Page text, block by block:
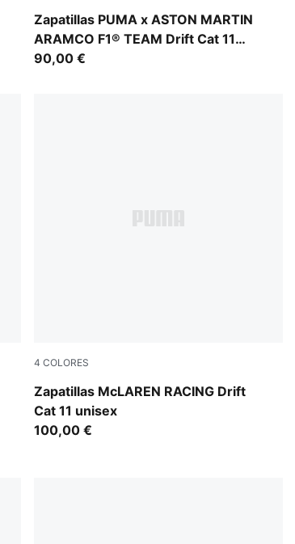
Zapatillas PUMA x ASTON MARTIN
ARAMCO F1® TEAM Drift Cat 11
unisex
PUMA Black-Lime Shimmer
90,00 €
4 COLORES
Zapatillas McLAREN RACING Drift
Cat 11 unisex
Puma Black
100,00 €